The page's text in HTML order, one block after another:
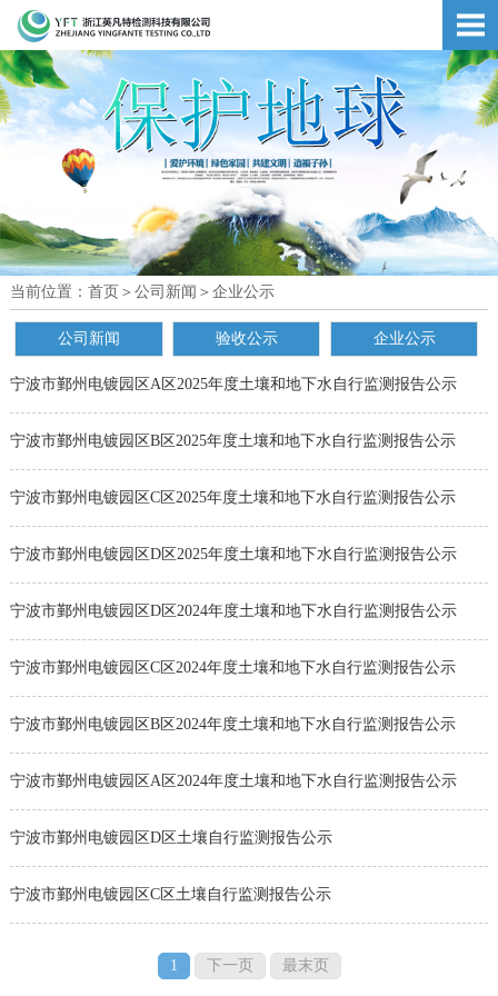
当前位置： 首页 ＞ 公司新闻 ＞ 企业公示
公司新闻 验收公示 企业公示
宁波市鄞州电镀园区A区2025年度土壤和地下水自行监测报告公示
宁波市鄞州电镀园区B区2025年度土壤和地下水自行监测报告公示
宁波市鄞州电镀园区C区2025年度土壤和地下水自行监测报告公示
宁波市鄞州电镀园区D区2025年度土壤和地下水自行监测报告公示
宁波市鄞州电镀园区D区2024年度土壤和地下水自行监测报告公示
宁波市鄞州电镀园区C区2024年度土壤和地下水自行监测报告公示
宁波市鄞州电镀园区B区2024年度土壤和地下水自行监测报告公示
宁波市鄞州电镀园区A区2024年度土壤和地下水自行监测报告公示
宁波市鄞州电镀园区D区土壤自行监测报告公示
宁波市鄞州电镀园区C区土壤自行监测报告公示
1 下一页 最末页